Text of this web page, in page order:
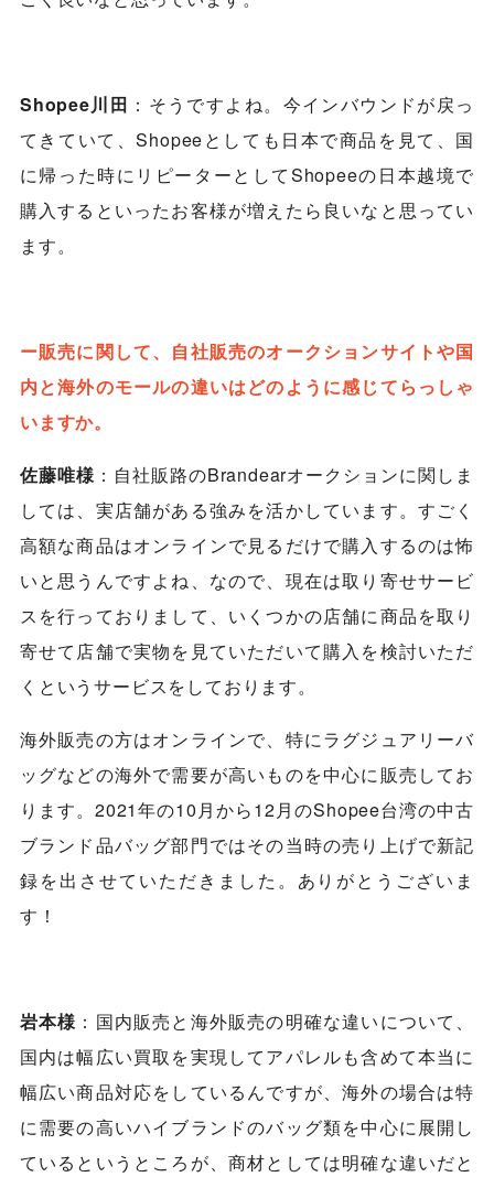
Shopee川田 ：そうですよね。今インバウンドが戻っ
てきていて、Shopeeとしても日本で商品を見て、国
に帰った時にリピーターとしてShopeeの日本越境で
購入するといったお客様が増えたら良いなと思ってい
ます。
ー販売に関して、自社販売のオークションサイトや国
内と海外のモールの違いはどのように感じてらっしゃ
いますか。
佐藤唯様：自社販路のBrandearオークションに関しま
しては、実店舗がある強みを活かしています。すごく
高額な商品はオンラインで見るだけで購入するのは怖
いと思うんですよね、なので、現在は取り寄せサービ
スを行っておりまして、いくつかの店舗に商品を取り
寄せて店舗で実物を見ていただいて購入を検討いただ
くというサービスをしております。
海外販売の方はオンラインで、特にラグジュアリーバ
ッグなどの海外で需要が高いものを中心に販売してお
ります。2021年の10月から12月のShopee台湾の中古
ブランド品バッグ部門ではその当時の売り上げで新記
録を出させていただきました。ありがとうございま
す！
岩本様 ：国内販売と海外販売の明確な違いについて、
国内は幅広い買取を実現してアパレルも含めて本当に
幅広い商品対応をしているんですが、海外の場合は特
に需要の高いハイブランドのバッグ類を中心に展開し
ているというところが、商材としては明確な違いだと